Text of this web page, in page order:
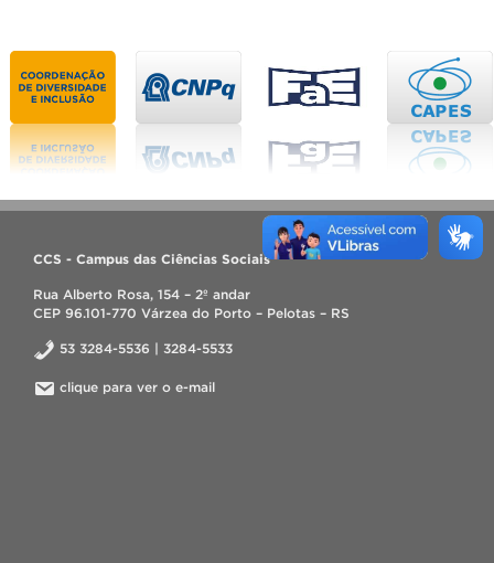
CCS - Campus das Ciências Sociais
Rua Alberto Rosa, 154 – 2º andar
CEP 96.101-770 Várzea do Porto – Pelotas – RS
53 3284-5536 | 3284-5533
clique para ver o e-mail